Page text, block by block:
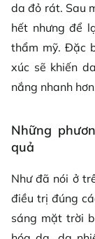
da đỏ rát. Sau
hết nhưng để
thẩm mỹ. Đặc
xúc sẽ khiến
nắng nhanh
Những
quả
Như đã nói ở
điều trị đúng
sáng mặt trời